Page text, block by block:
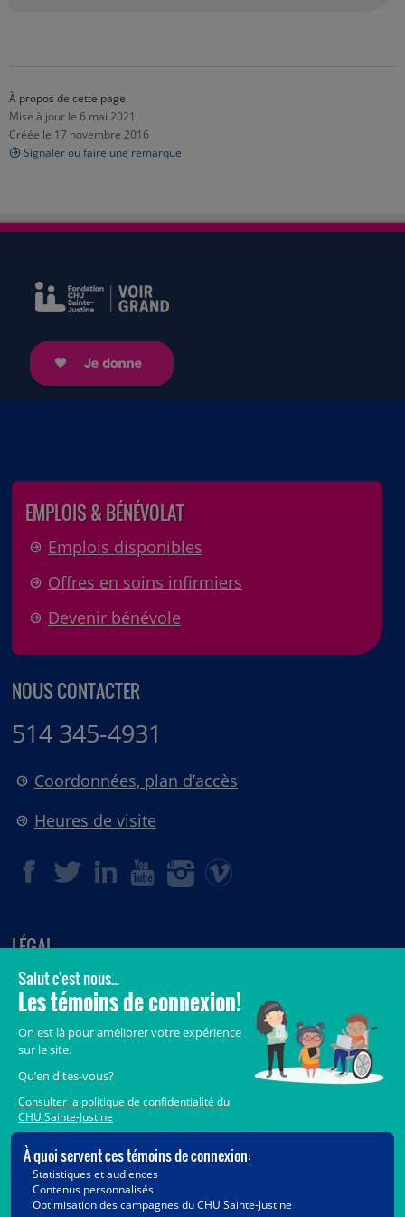
À propos de cette page
Mise à jour le 6 mai 2021
Créée le 17 novembre 2016
Signaler ou faire une remarque
EMPLOIS & BÉNÉVOLAT
Emplois disponibles
Offres en soins infirmiers
Devenir bénévole
NOUS CONTACTER
514 345-4931
Coordonnées, plan d’accès
Heures de visite
LÉGAL
© 2006-2026CHU Sainte-Justine.
Tous droits réservés.
Crédits
Accès aux documents des organismes publics